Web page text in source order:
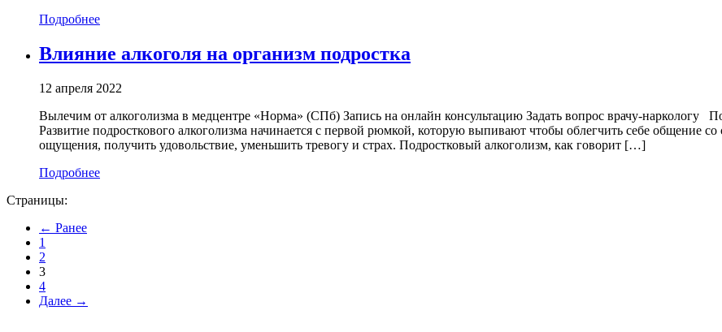
Подробнее
Влияние алкоголя на организм подростка
12 апреля 2022
Вылечим от алкоголизма в медцентре «Норма» (СПб) Запись на онлайн консультацию Задать вопрос врачу-наркологу
Развитие подросткового алкоголизма начинается с первой рюмкой, которую выпивают чтобы облегчить себе общение
ощущения, получить удовольствие, уменьшить тревогу и страх. Подростковый алкоголизм, как говорит […]
Подробнее
Страницы:
← Ранее
1
2
3
4
Далее →